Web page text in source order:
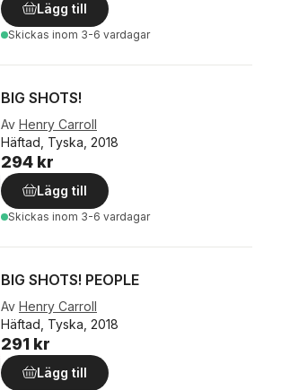
Lägg till
Skickas inom 3-6 vardagar
BIG SHOTS!
Av Henry Carroll
Häftad, Tyska, 2018
294 kr
Lägg till
Skickas inom 3-6 vardagar
BIG SHOTS! PEOPLE
Av Henry Carroll
Häftad, Tyska, 2018
291 kr
Lägg till